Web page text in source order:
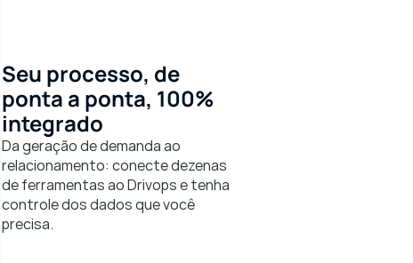
Seu processo, de
ponta a ponta, 100%
integrado
Da geração de demanda ao
relacionamento: conecte dezenas
de ferramentas ao Drivops e tenha
controle dos dados que você
precisa.